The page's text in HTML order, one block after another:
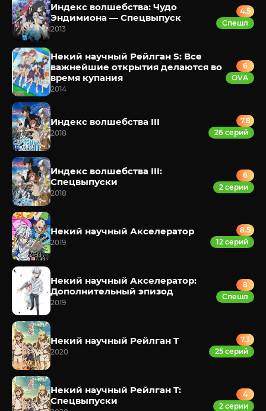
Индекс волшебства: Чудо
Эндимиона — Спецвыпуск
2013
4.5
Спешл
Некий научный Рейлган S: Все
важнейшие открытия делаются во
время купания
2014
6
OVA
Индекс волшебства III
2018
7.8
26 серий
Индекс волшебства III:
Спецвыпуски
2018
6
2 серии
Некий научный Акселератор
2019
8.5
12 серий
Некий научный Акселератор:
Дополнительный эпизод
2019
8
Спешл
Некий научный Рейлган T
2020
7.3
25 серий
Некий научный Рейлган T:
Спецвыпуски
4
2 серии